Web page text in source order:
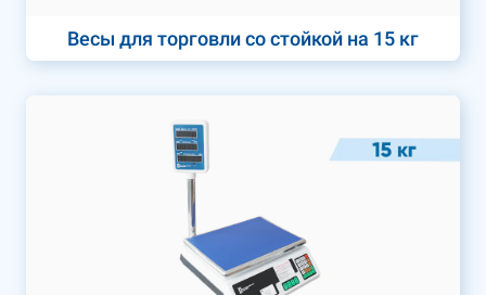
Весы для торговли со стойкой на 15 кг